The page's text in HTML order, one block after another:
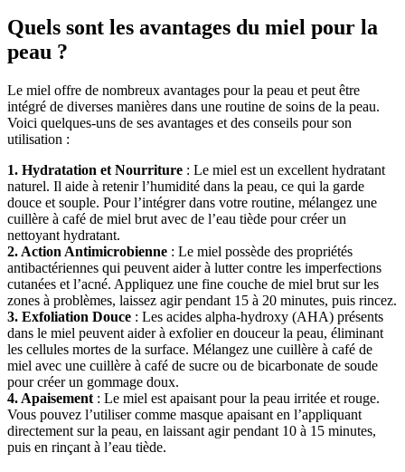
Quels sont les avantages du miel pour la
peau ?
Le miel offre de nombreux avantages pour la peau et peut être
intégré de diverses manières dans une routine de soins de la peau.
Voici quelques-uns de ses avantages et des conseils pour son
utilisation :
1. Hydratation et Nourriture : Le miel est un excellent hydratant
naturel. Il aide à retenir l’humidité dans la peau, ce qui la garde
douce et souple. Pour l’intégrer dans votre routine, mélangez une
cuillère à café de miel brut avec de l’eau tiède pour créer un
nettoyant hydratant.
2. Action Antimicrobienne : Le miel possède des propriétés
antibactériennes qui peuvent aider à lutter contre les imperfections
cutanées et l’acné. Appliquez une fine couche de miel brut sur les
zones à problèmes, laissez agir pendant 15 à 20 minutes, puis rincez.
3. Exfoliation Douce : Les acides alpha-hydroxy (AHA) présents
dans le miel peuvent aider à exfolier en douceur la peau, éliminant
les cellules mortes de la surface. Mélangez une cuillère à café de
miel avec une cuillère à café de sucre ou de bicarbonate de soude
pour créer un gommage doux.
4. Apaisement : Le miel est apaisant pour la peau irritée et rouge.
Vous pouvez l’utiliser comme masque apaisant en l’appliquant
directement sur la peau, en laissant agir pendant 10 à 15 minutes,
puis en rinçant à l’eau tiède.